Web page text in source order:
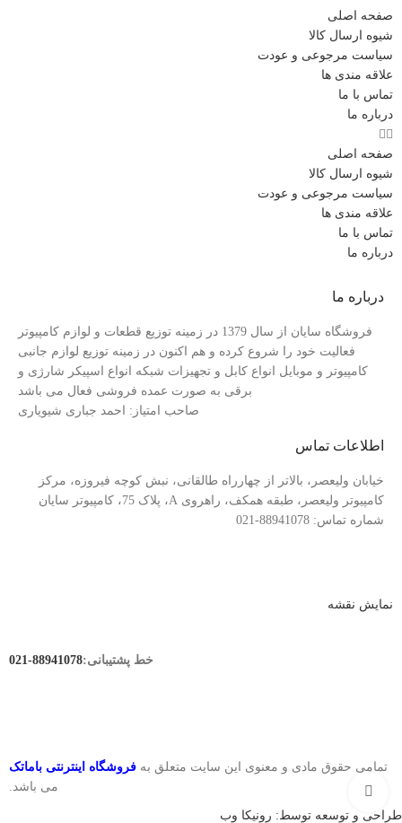
صفحه اصلی
شیوه ارسال کالا
سیاست مرجوعی و عودت
علاقه مندی ها
تماس با ما
درباره ما
صفحه اصلی
شیوه ارسال کالا
سیاست مرجوعی و عودت
علاقه مندی ها
تماس با ما
درباره ما
درباره ما
فروشگاه سایان از سال 1379 در زمینه توزیع قطعات و لوازم کامپیوتر
فعالیت خود را شروع کرده و هم اکنون در زمینه توزیع لوازم جانبی
کامپیوتر و موبایل انواع کابل و تجهیزات شبکه انواع اسپیکر شارژی و
برقی به صورت عمده فروشی فعال می باشد
صاحب امتیاز: احمد جباری شیویاری
اطلاعات تماس
خیابان ولیعصر، بالاتر از چهارراه طالقانی، نبش کوچه فیروزه، مرکز
کامپیوتر ولیعصر، طبقه همکف، راهروی A، پلاک 75، کامپیوتر سایان
شماره تماس: 88941078-021
نمایش نقشه
خط پشتیبانی:88941078-021
تمامی حقوق مادی و معنوی این سایت متعلق به فروشگاه اینترنتی باماتک
می باشد.
طراحی و توسعه توسط: رونیکا وب